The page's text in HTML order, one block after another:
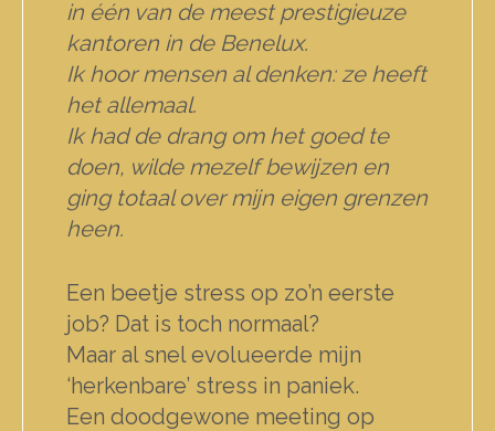
in één van de meest prestigieuze
kantoren in de Benelux.
Ik hoor mensen al denken: ze heeft
het allemaal.
Ik had de drang om het goed te
doen, wilde mezelf bewijzen en
ging totaal over mijn eigen grenzen
heen.
Een beetje stress op zo’n eerste
job? Dat is toch normaal?
Maar al snel evolueerde mijn
‘herkenbare’ stress in paniek.
Een doodgewone meeting op